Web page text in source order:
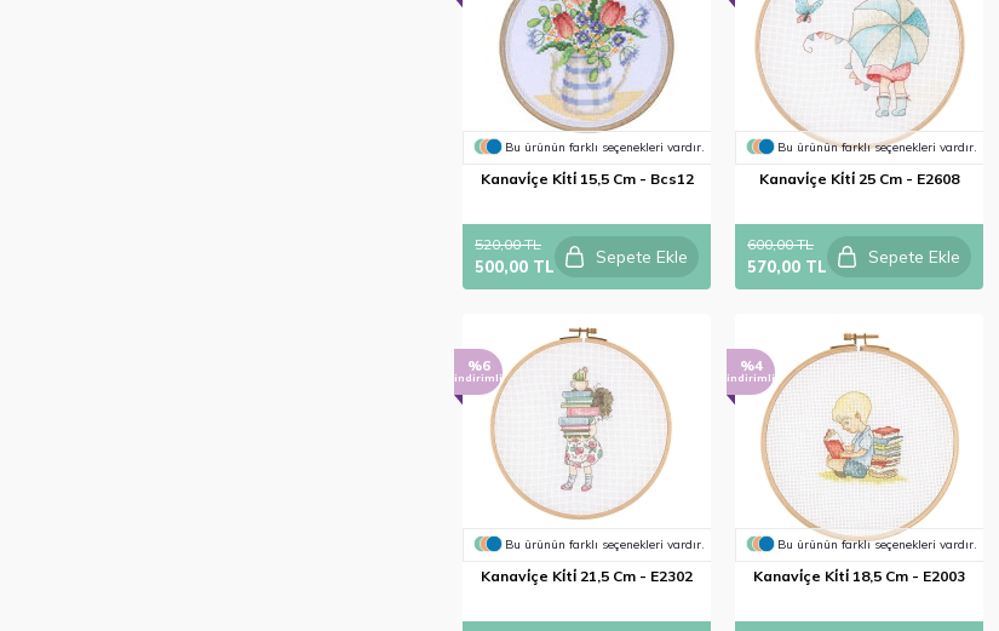
Bu ürünün farklı seçenekleri vardır.
Kanavi̇çe Ki̇ti̇ 15,5 Cm - Bcs12
520,00 TL
500,00 TL Sepete Ekle
Bu ürünün farklı seçenekleri vardır.
Kanavi̇çe Ki̇ti̇ 25 Cm - E2608
600,00 TL
570,00 TL Sepete Ekle
%6
indirimli
Bu ürünün farklı seçenekleri vardır.
Kanavi̇çe Ki̇ti̇ 21,5 Cm - E2302
%4
indirimli
Bu ürünün farklı seçenekleri vardır.
Kanavi̇çe Ki̇ti̇ 18,5 Cm - E2003